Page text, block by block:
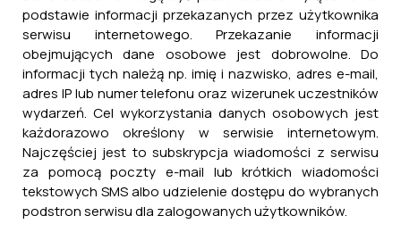
podstawie informacji przekazanych przez użytkownika
serwisu internetowego. Przekazanie informacji
obejmujących dane osobowe jest dobrowolne. Do
informacji tych należą np. imię i nazwisko, adres e-mail,
adres IP lub numer telefonu oraz wizerunek uczestników
wydarzeń. Cel wykorzystania danych osobowych jest
każdorazowo określony w serwisie internetowym.
Najczęściej jest to subskrypcja wiadomości z serwisu
za pomocą poczty e-mail lub krótkich wiadomości
tekstowych SMS albo udzielenie dostępu do wybranych
podstron serwisu dla zalogowanych użytkowników.